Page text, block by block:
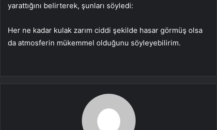
yarattığını belirterek, şunları söyledi:
Her ne kadar kulak zarım ciddi şekilde hasar görmüş olsa
da atmosferin mükemmel olduğunu söyleyebilirim.